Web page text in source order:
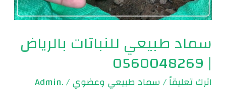
سماد طبيعي للنباتات بالرياض
| 0560048269
اترك تعليقاً/سماد طبيعي وعضوي/
.Admin